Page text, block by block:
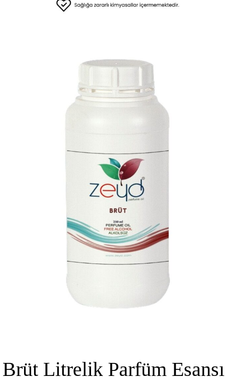
Brüt Litrelik Parfüm Esansı